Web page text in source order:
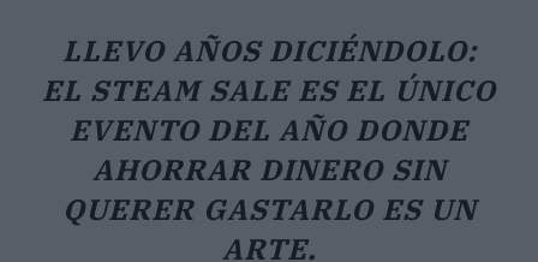
LLEVO AÑOS DICIÉNDOLO:
EL STEAM SALE ES EL ÚNICO
EVENTO DEL AÑO DONDE
AHORRAR DINERO SIN
QUERER GASTARLO ES UN
ARTE.